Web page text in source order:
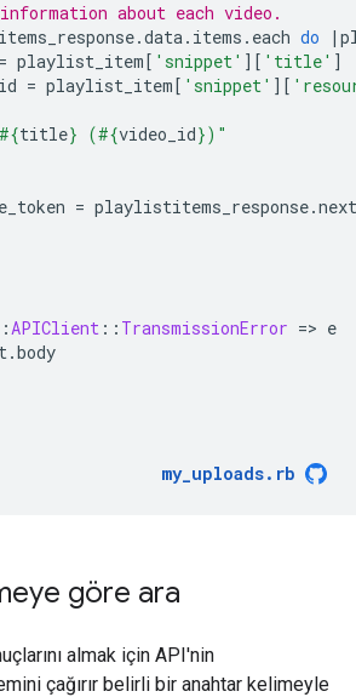
about each video.
.data. items . each do |
= playlist_item[ 'snippet' ][ 'title' ]
= playlist_item[ 'snippet' ][
#{title} (#{video_id})"
= playlistitems_response.
APIClient :: TransmissionError => e
.body
my_uploads. rb
göre ara
almak için API'nin
çağırır belirli bir anahtar kelimeyle